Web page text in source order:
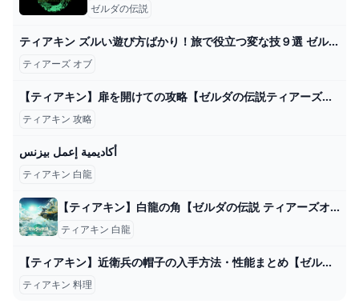
ゼルダの伝説
ティアキン ズルい遊び方ばかり！旅で役立つ変な技９選 ゼルダの伝説 ティアーズ オブ ザ キングダム - YouTube
ティアーズ オブ
【ティアキン】扉を開けての攻略【ゼルダの伝説ティアーズオブザキングダム】 - アルテマ
ティアキン 攻略
أكاديمية إعمل بيزنس
ティアキン 白龍
【ティアキン】白龍の角【ゼルダの伝説 ティアーズオブザキングダム】 hyperWiki
ティアキン 白龍
【ティアキン】近衛兵の帽子の入手方法・性能まとめ【ゼルダの伝説ティアーズオブザキングダム】 - 【ティアキン】ゼルダの伝説 ティアーズオブザキングダム攻略
ティアキン 料理